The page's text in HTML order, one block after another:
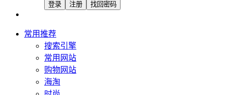
登录 注册 找回密码
常用推荐
搜索引擎
常用网站
购物网站
海淘